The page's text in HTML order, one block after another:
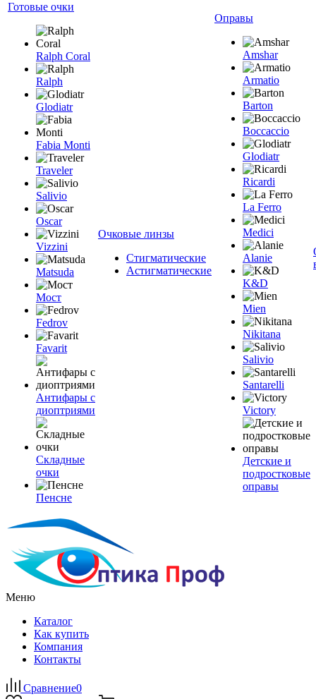
Готовые очки
Ralph Coral
Ralph
Glodiatr
Fabia Monti
Traveler
Salivio
Oscar
Vizzini
Matsuda
Мост
Fedrov
Favarit
Антифары с
диоптриями
Складные
очки
Пенсне
Очковые линзы
Стигматические
Астигматические
Оправы
Amshar
Armatio
Barton
Boccaccio
Glodiatr
Ricardi
La Ferro
Medici
Alanie
K&D
Mien
Nikitana
Salivio
Santarelli
Victory
Детские и
подростковые
оправы
Меню
Каталог
Как купить
Компания
Контакты
Сравнение0